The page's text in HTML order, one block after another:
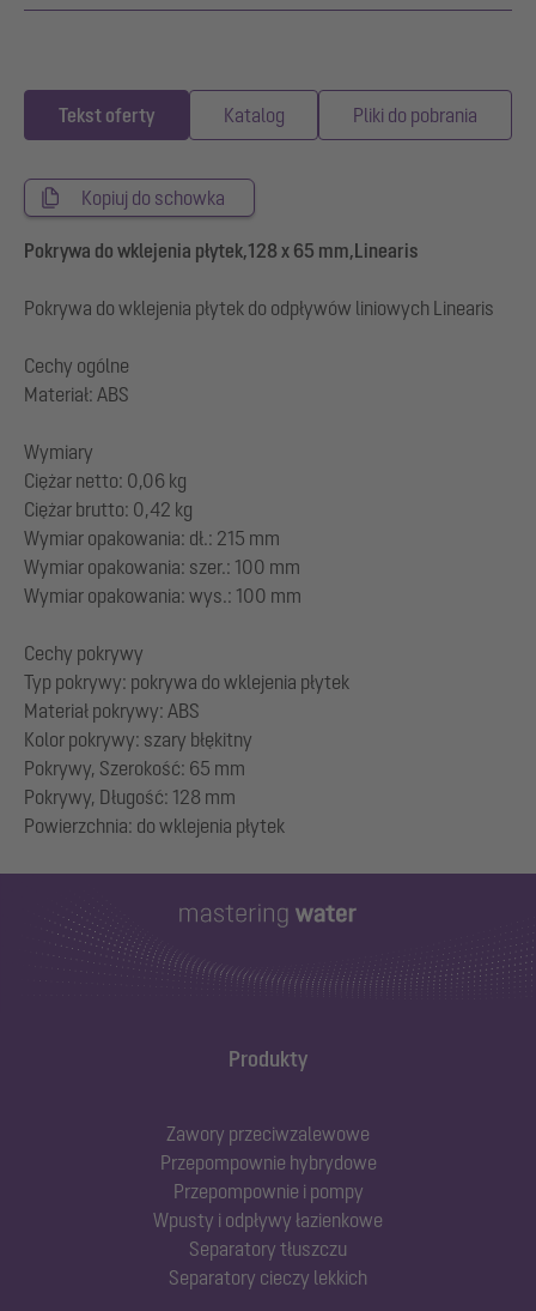
Tekst oferty Katalog Pliki do pobrania
Kopiuj do schowka
Pokrywa do wklejenia płytek,128 x 65 mm,Linearis
Pokrywa do wklejenia płytek do odpływów liniowych Linearis
Cechy ogólne
Materiał: ABS
Wymiary
Ciężar netto: 0,06 kg
Ciężar brutto: 0,42 kg
Wymiar opakowania: dł.: 215 mm
Wymiar opakowania: szer.: 100 mm
Wymiar opakowania: wys.: 100 mm
Cechy pokrywy
Typ pokrywy: pokrywa do wklejenia płytek
Materiał pokrywy: ABS
Kolor pokrywy: szary błękitny
Pokrywy, Szerokość: 65 mm
Pokrywy, Długość: 128 mm
Produkty
Zawory przeciwzalewowe
Przepompownie hybrydowe
Przepompownie i pompy
Wpusty i odpływy łazienkowe
Separatory tłuszczu
Separatory cieczy lekkich